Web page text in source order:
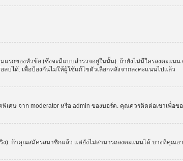
กของหัวข้อ (ซึ่งจะมีแบบสำรวจอยู่ในนั้น). ถ้ายังไม่มีใครลงคะแน
บได้. เพื่อป้องกันไม่ให้ผู้ใช้แก้ไขตัวเลือกหลังจากลงคะแนนไปแล้ว
ศษ จาก moderator หรือ admin ของบอร์ด. คุณควรติดต่อเขาเพื่อข
). ถ้าคุณสมัครสมาชิกแล้ว แต่ยังไม่สามารถลงคะแนนได้ บางทีคุณอ